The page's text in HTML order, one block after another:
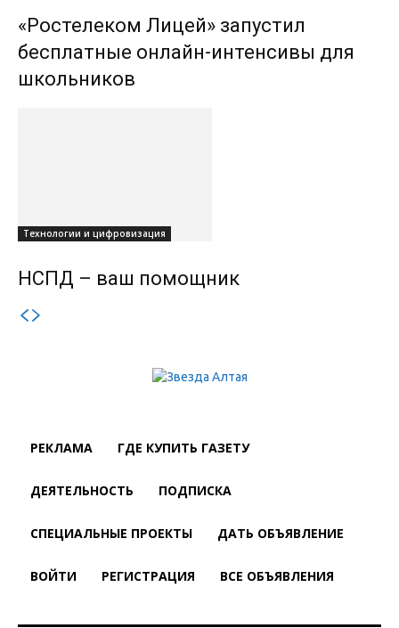
«Ростелеком Лицей» запустил
бесплатные онлайн-интенсивы для
школьников
Технологии и цифровизация
НСПД – ваш помощник
РЕКЛАМА ГДЕ КУПИТЬ ГАЗЕТУ
ДЕЯТЕЛЬНОСТЬ ПОДПИСКА
СПЕЦИАЛЬНЫЕ ПРОЕКТЫ ДАТЬ ОБЪЯВЛЕНИЕ
ВОЙТИ РЕГИСТРАЦИЯ ВСЕ ОБЪЯВЛЕНИЯ